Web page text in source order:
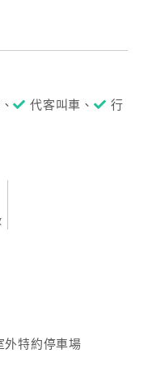
代客叫車、
行
外特約停車場